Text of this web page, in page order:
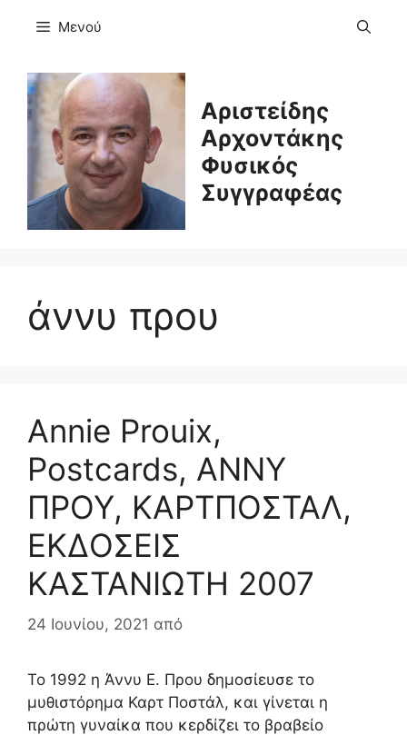
Μενού
Αριστείδης
Αρχοντάκης
Φυσικός
Συγγραφέας
άννυ πρου
Annie Prouix,
Postcards, ΑΝΝΥ
ΠΡΟΥ, ΚΑΡΤΠΟΣΤΑΛ,
ΕΚΔΟΣΕΙΣ
ΚΑΣΤΑΝΙΩΤΗ 2007
24 Ιουνίου, 2021 από
Το 1992 η Άννυ Ε. Πρου δημοσίευσε το
μυθιστόρημα Καρτ Ποστάλ, και γίνεται η
πρώτη γυναίκα που κερδίζει το βραβείο